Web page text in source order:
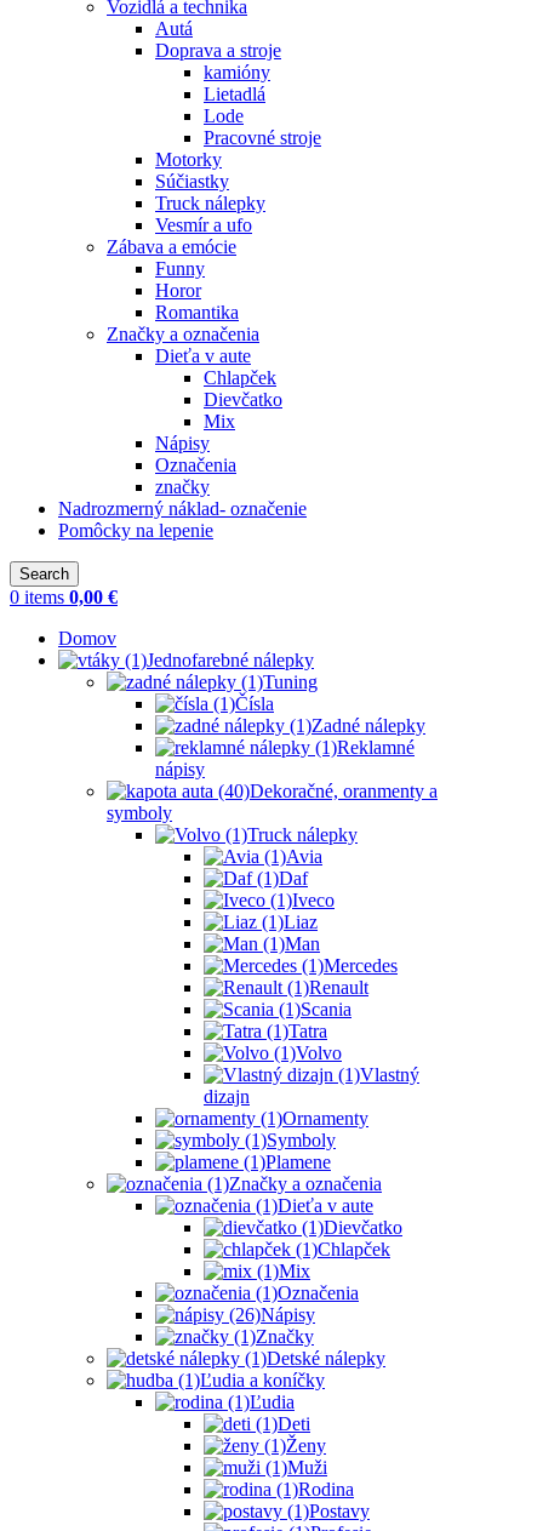
Vozidlá a technika
Autá
Doprava a stroje
kamióny
Lietadlá
Lode
Pracovné stroje
Motorky
Súčiastky
Truck nálepky
Vesmír a ufo
Zábava a emócie
Funny
Horor
Romantika
Značky a označenia
Dieťa v aute
Chlapček
Dievčatko
Mix
Nápisy
Označenia
značky
Nadrozmerný náklad- označenie
Pomôcky na lepenie
Search
0 items 0,00 €
Domov
Jednofarebné nálepky
Tuning
Čísla
Zadné nálepky
Reklamné
nápisy
Dekoračné, oranmenty a
symboly
Truck nálepky
Avia
Daf
Iveco
Liaz
Man
Mercedes
Renault
Scania
Tatra
Volvo
Vlastný
dizajn
Ornamenty
Symboly
Plamene
Značky a označenia
Dieťa v aute
Dievčatko
Chlapček
Mix
Označenia
Nápisy
Značky
Detské nálepky
Ľudia a koníčky
Ľudia
Deti
Ženy
Muži
Rodina
Postavy